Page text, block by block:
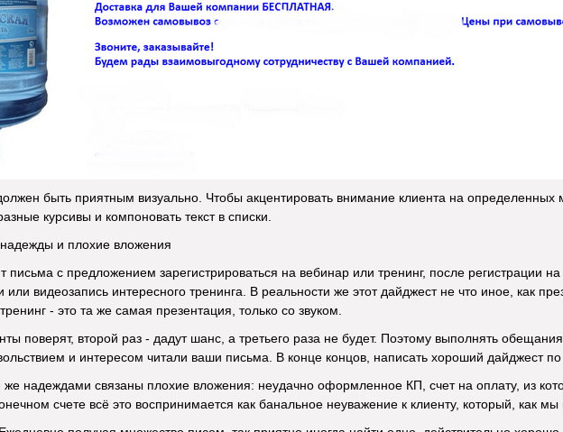
быть приятным визуально. Чтобы акцентировать внимание клиента на определенных
курсивы и компоновать текст в списки.
и плохие вложения
письма с предложением зарегистрироваться на вебинар или тренинг, после регистрации
или видеозапись интересного тренинга. В реальности же этот дайджест не что иное, как
- это та же самая презентация, только со звуком.
поверят, второй раз - дадут шанс, а третьего раза не будет. Поэтому выполнять
и интересом читали ваши письма. В конце концов, написать хороший дайджест по
надеждами связаны плохие вложения: неудачно оформленное КП, счет на оплату, из
счете всё это воспринимается как банальное неуважение к клиенту, который, как